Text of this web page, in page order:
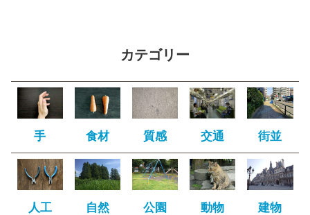
カテゴリー
手 食材 質感 交通 街並
人工 自然 公園 動物 建物